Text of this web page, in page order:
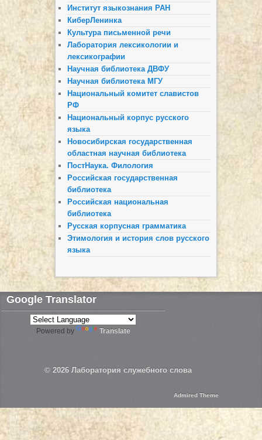
Институт языкознания РАН
КиберЛенинка
Культура письменной речи
Лаборатория лексикологии и
лексикографии
Научная библиотека ДВФУ
Научная библиотека МГУ
Национальный комитет славистов
РФ
Национальный корпус русского
языка
Новосибирская государственная
областная научная библиотека
ПостНаука. Филология
Российская государственная
библиотека
Российская национальная
библиотека
Русская корпусная грамматика
Этимология и история слов русского
языка
Google Translator
Powered by Translate
© 2026 Лаборатория служебного слова
Admired Theme